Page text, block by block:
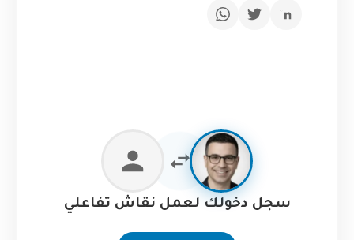
سجل دخولك لعمل نقاش تفاعلي